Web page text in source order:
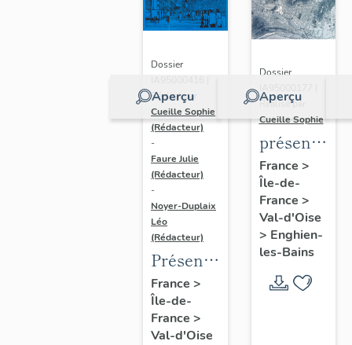
Aperçu
Dossier
Réalisé par
Cueille Sophie
(Rédacteur)
-
Faure Julie
(Rédacteur)
-
Noyer-Duplaix
Léo
(Rédacteur)
Présentation
de
l'étude
du
France >
Île-de-
France >
Val-d'Oise
Aperçu
Dossier
Réalisé par
Cueille Sophie
de
l'étude
du
patrimoine
d'Enghien-
Les-
Bains
France >
Île-de-
France >
Val-d'Oise
> Enghien-
les-Bains